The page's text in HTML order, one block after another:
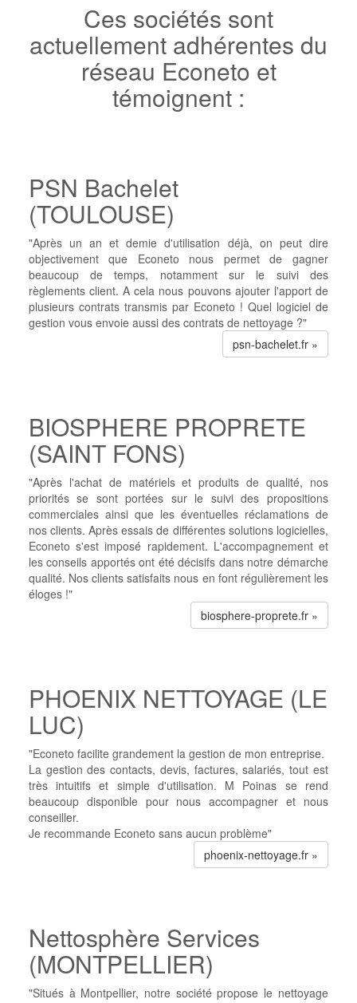
Ces sociétés sont
actuellement adhérentes du
réseau Econeto et
témoignent :
PSN Bachelet
(TOULOUSE)
"Après un an et demie d'utilisation déjà, on peut dire
objectivement que Econeto nous permet de gagner
beaucoup de temps, notamment sur le suivi des
règlements client. A cela nous pouvons ajouter l'apport de
plusieurs contrats transmis par Econeto ! Quel logiciel de
gestion vous envoie aussi des contrats de nettoyage ?"
psn-bachelet.fr »
BIOSPHERE PROPRETE
(SAINT FONS)
"Après l'achat de matériels et produits de qualité, nos
priorités se sont portées sur le suivi des propositions
commerciales ainsi que les éventuelles réclamations de
nos clients. Après essais de différentes solutions logicielles,
Econeto s'est imposé rapidement. L'accompagnement et
les conseils apportés ont été décisifs dans notre démarche
qualité. Nos clients satisfaits nous en font régulièrement les
éloges !"
biosphere-proprete.fr »
PHOENIX NETTOYAGE (LE
LUC)
"Econeto facilite grandement la gestion de mon entreprise.
La gestion des contacts, devis, factures, salariés, tout est
très intuitifs et simple d'utilisation. M Poinas se rend
beaucoup disponible pour nous accompagner et nous
conseiller.
Je recommande Econeto sans aucun problème"
phoenix-nettoyage.fr »
Nettosphère Services
(MONTPELLIER)
"Situés à Montpellier, notre société propose le nettoyage